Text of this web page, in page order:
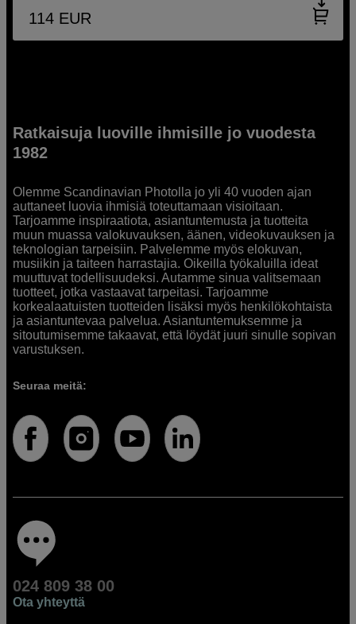
114 EUR
Ratkaisuja luoville ihmisille jo vuodesta
1982
Olemme Scandinavian Photolla jo yli 40 vuoden ajan
auttaneet luovia ihmisiä toteuttamaan visioitaan.
Tarjoamme inspiraatiota, asiantuntemusta ja tuotteita
muun muassa valokuvauksen, äänen, videokuvauksen ja
teknologian tarpeisiin. Palvelemme myös elokuvan,
musiikin ja taiteen harrastajia. Oikeilla työkaluilla ideat
muuttuvat todellisuudeksi. Autamme sinua valitsemaan
tuotteet, jotka vastaavat tarpeitasi. Tarjoamme
korkealaatuisten tuotteiden lisäksi myös henkilökohtaista
ja asiantuntevaa palvelua. Asiantuntemuksemme ja
sitoutumisemme takaavat, että löydät juuri sinulle sopivan
varustuksen.
Seuraa meitä:
024 809 38 00
Ota yhteyttä